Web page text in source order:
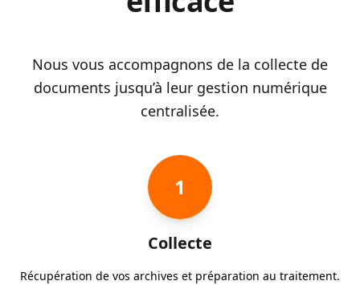
Nous vous accompagnons de la collecte de
documents jusqu’à leur gestion numérique
centralisée.
1
Collecte
Récupération de vos archives et préparation au traitement.